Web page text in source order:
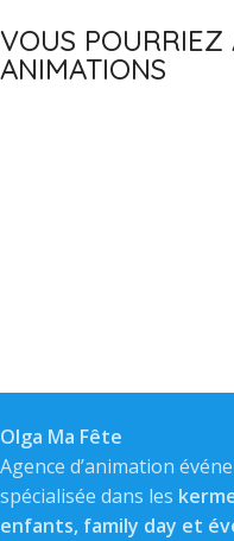
VOUS POURRIEZ
ANIMATIONS
Olga Ma Fête
Agence d’animation
spécialisée dans les
enfants, family day et